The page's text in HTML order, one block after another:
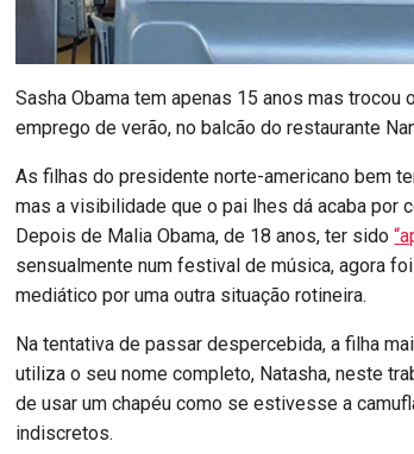
Sasha Obama tem apenas 15 anos mas trocou
emprego de verão, no balcão do restaurante
As filhas do presidente norte-americano bem
mas a visibilidade que o pai lhes dá acaba por
Depois de Malia Obama, de 18 anos, ter sido
sensualmente num festival de música, agora
mediático por uma outra situação rotineira.
Na tentativa de passar despercebida, a filha
utiliza o seu nome completo, Natasha, neste
de usar um chapéu como se estivesse a
indiscretos.